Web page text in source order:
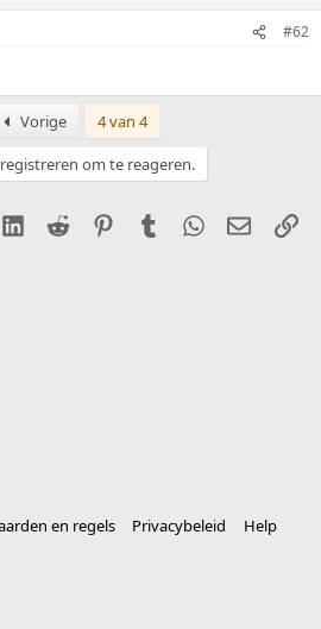
#62
Vorige
4 van 4
om te reageren.
LinkedIn
Reddit PinterestTumblr WhatsApp
E-mail
en regels Privacybeleid
Help